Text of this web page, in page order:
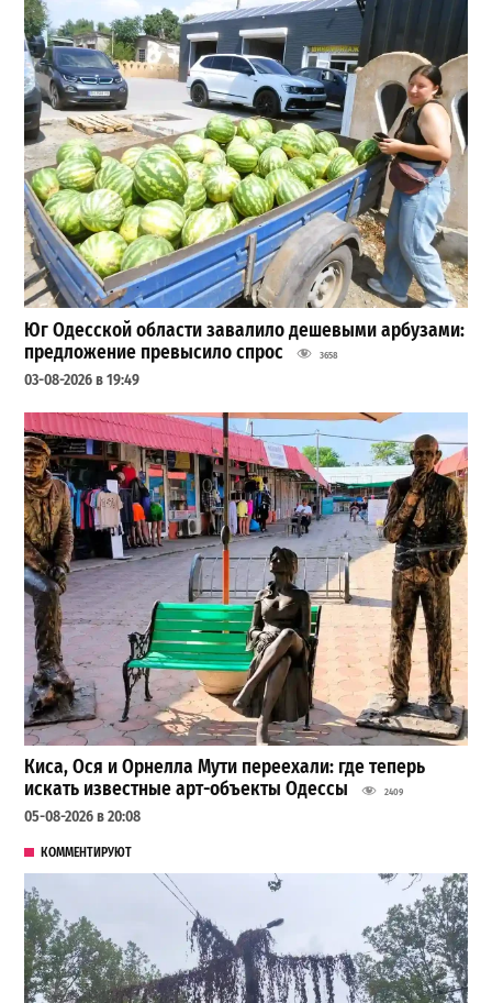
Юг Одесской области завалило дешевыми арбузами:
предложение превысило спрос
3658
03-08-2026 в 19:49
Киса, Ося и Орнелла Мути переехали: где теперь
искать известные арт-объекты Одессы
2409
05-08-2026 в 20:08
КОММЕНТИРУЮТ